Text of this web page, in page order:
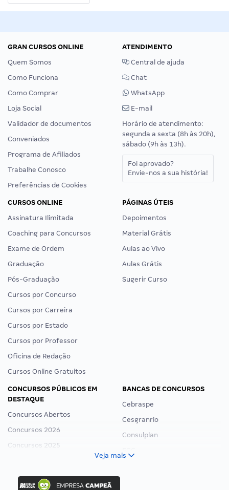
GRAN CURSOS ONLINE
Quem Somos
Como Funciona
Como Comprar
Loja Social
Validador de documentos
Conveniados
Programa de Afiliados
Trabalhe Conosco
Preferências de Cookies
ATENDIMENTO
Central de ajuda
Chat
WhatsApp
E-mail
Horário de atendimento:
segunda a sexta (8h às 20h),
sábado (9h às 13h).
Foi aprovado?
Envie-nos a sua história!
CURSOS ONLINE
Assinatura Ilimitada
Coaching para Concursos
Exame de Ordem
Graduação
Pós-Graduação
Cursos por Concurso
Cursos por Carreira
Cursos por Estado
Cursos por Professor
Oficina de Redação
Cursos Online Gratuitos
PÁGINAS ÚTEIS
Depoimentos
Material Grátis
Aulas ao Vivo
Aulas Grátis
Sugerir Curso
CONCURSOS PÚBLICOS EM
DESTAQUE
Concursos Abertos
Concursos 2026
Concursos 2025
Concurso Ibama
BANCAS DE CONCURSOS
Cebraspe
Cesgranrio
Consulplan
Veja mais